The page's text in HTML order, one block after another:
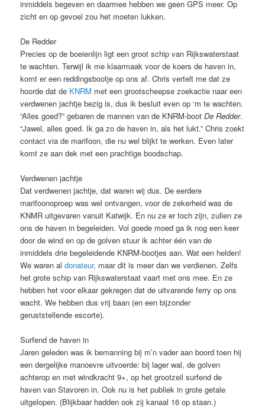
inmiddels begeven en daarmee hebben we geen GPS meer. Op
zicht en op gevoel zou het moeten lukken.
De Redder
Precies op de boeienlijn ligt een groot schip van Rijkswaterstaat
te wachten. Terwijl ik me klaarmaak voor de koers de haven in,
komt er een reddingsbootje op ons af. Chris vertelt me dat ze
hoorde dat de KNRM met een grootscheepse zoekactie naar een
verdwenen jachtje bezig is, dus ik besluit even op ‘m te wachten.
“Alles goed?” gebaren de mannen van de KNRM-bootDe Redder.
“Jawel, alles goed. Ik ga zo de haven in, als het lukt.” Chris zoekt
contact via de marifoon, die nu wel blijkt te werken. Even later
komt ze aan dek met een prachtige boodschap.
Verdwenen jachtje
Dat verdwenen jachtje, dat waren wij dus. De eerdere
marifoonoproep was wel ontvangen, voor de zekerheid was de
KNMR uitgevaren vanuit Katwijk. En nu ze er toch zijn, zullen ze
ons de haven in begeleiden. Vol goede moed ga ik nog een keer
door de wind en op de golven stuur ik achter één van de
inmiddels drie begeleidende KNRM-bootjes aan. Wat een helden!
We waren aldonateur, maar dit is meer dan we verdienen. Zelfs
het grote schip van Rijkswaterstaat vaart met ons mee. En ze
hebben het voor elkaar gekregen dat de uitvarende ferry op ons
wacht. We hebben dus vrij baan (en een bijzonder
geruststellende escorte).
Surfend de haven in
Jaren geleden was ik bemanning bij m’n vader aan boord toen hij
een dergelijke manoevre uitvoerde: bij lager wal, de golven
achterop en met windkracht 9+, op het grootzeil surfend de
haven van Stavoren in. Ook nu is het publiek in grote getale
uitgelopen. (Blijkbaar hadden ook zij kanaal 16 op staan.)